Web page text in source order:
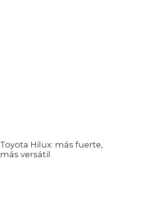
Toyota Hilux: más fuerte,
más versátil